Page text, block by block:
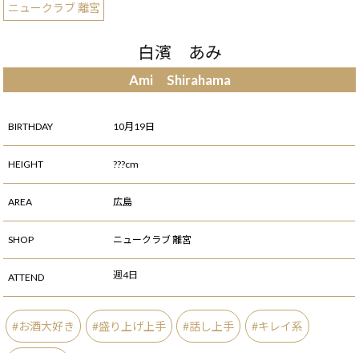
ニュークラブ 離宮
白濱 あみ
Ami Shirahama
BIRTHDAY 10月19日
HEIGHT ???cm
AREA 広島
SHOP ニュークラブ 離宮
ATTEND 週4日
お酒大好き 盛り上げ上手 話し上手 キレイ系